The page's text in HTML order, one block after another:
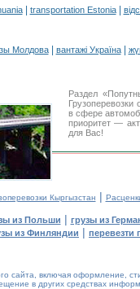
| transportation Estonia|
Молдова| вантажі Україна|
Раздел
в сфере
приоритет —
для Вас!
Кыргызстан |
из Польши | грузы из
из Финляндии | перевезти
включая оформление,
в других средствах